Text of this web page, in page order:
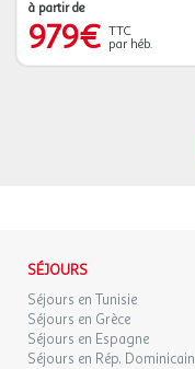
à partir de
979€ TTC
par héb.
SÉJOURS
Séjours en Tunisie
Séjours en Grèce
Séjours en Espagne
Séjours en Rép.